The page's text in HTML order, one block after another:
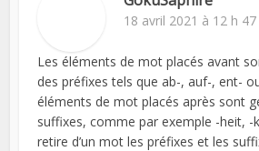
18 avril 2021 à 12 h
Les éléments de mot placés avant
des préfixes tels que ab-, auf-, ent-
éléments de mot placés après sont
suffixes, comme par exemple -heit, -
retire d’un mot les préfixes et les